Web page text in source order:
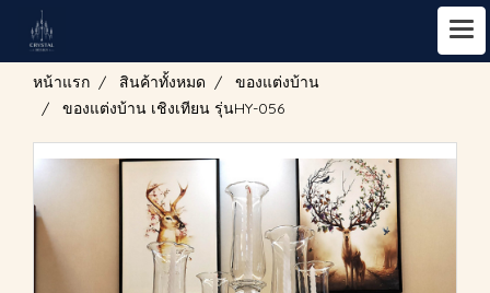
หน้าแรก สินค้าทั้งหมด
ของแต่งบ้าน
ของแต่งบ้าน เชิงเทียน รุ่นHY-056